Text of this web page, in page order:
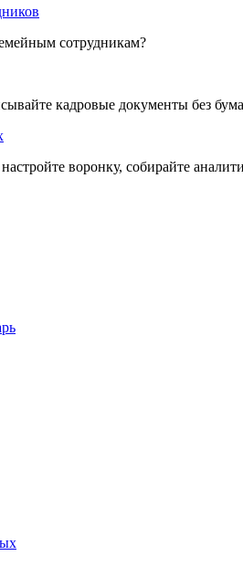
сотрудникам?
кадровые документы без
воронку, собирайте